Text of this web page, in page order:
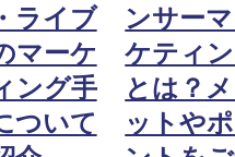
ライブ
マーケ
ング手
ついて
ンサー
ケティ
とは？
ットや